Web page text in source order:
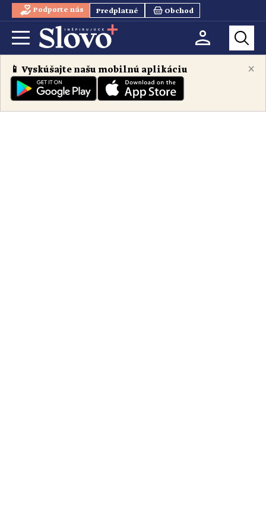
Podporte nás Predplatné Obchod
×
📱 Vyskúšajte našu mobilnú aplikáciu